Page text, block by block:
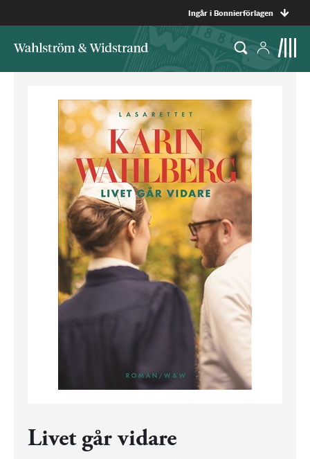
Ingår i Bonnierförlagen
Livet går vidare